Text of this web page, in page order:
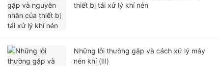
thiết bị tái xử lý khí nén
Những lỗi thường gặp và cách xử lý máy
nén khí (Ⅲ)